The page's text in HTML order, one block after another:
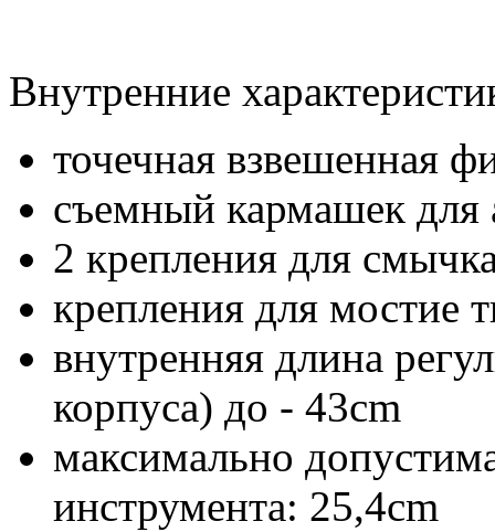
Внутренние
точечная взвешенная
съемный кармашек для
2 крепления для
крепления для мостие
внутренняя длина
корпуса) до - 43cm
максимально
инструмента: 25,4cm